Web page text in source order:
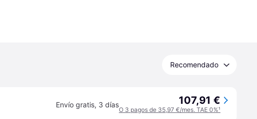
Recomendado
Envío gratis, 3 días 107,91 €
O 3 pagos de 35,97 €/mes. TAE 0%¹